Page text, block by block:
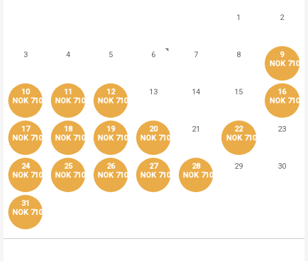
1 2
3 4 5 6 7 8
9
NOK 710
10
NOK 710
11
NOK 710
12
NOK 710
13 14 15
16
NOK 710
17
NOK 710
18
NOK 710
19
NOK 710
20
NOK 710
21
22
NOK 710
23
24
NOK 710
25
NOK 710
26
NOK 710
27
NOK 710
28
NOK 710
29 30
31
NOK 710